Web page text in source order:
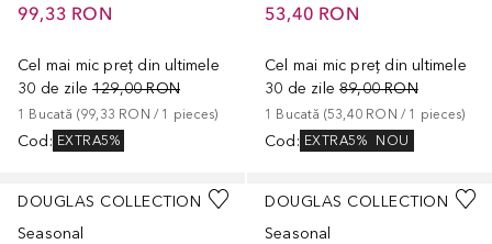
99,33 RON
Cel mai mic preț din ultimele
30 de zile 129,00 RON
1 Bucată (99,33 RON / 1 pieces)
Cod : EXTRA5%
53,40 RON
Cel mai mic preț din ultimele
30 de zile 89,00 RON
1 Bucată (53,40 RON / 1 pieces)
Cod : EXTRA5% NOU
DOUGLAS COLLECTION
Seasonal
DOUGLAS COLLECTION
Seasonal